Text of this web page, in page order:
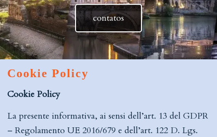
contatos
Cookie Policy
Cookie Policy
La presente informativa, ai sensi dell’art. 13 del GDPR
– Regolamento UE 2016/679 e dell’art. 122 D. Lgs.